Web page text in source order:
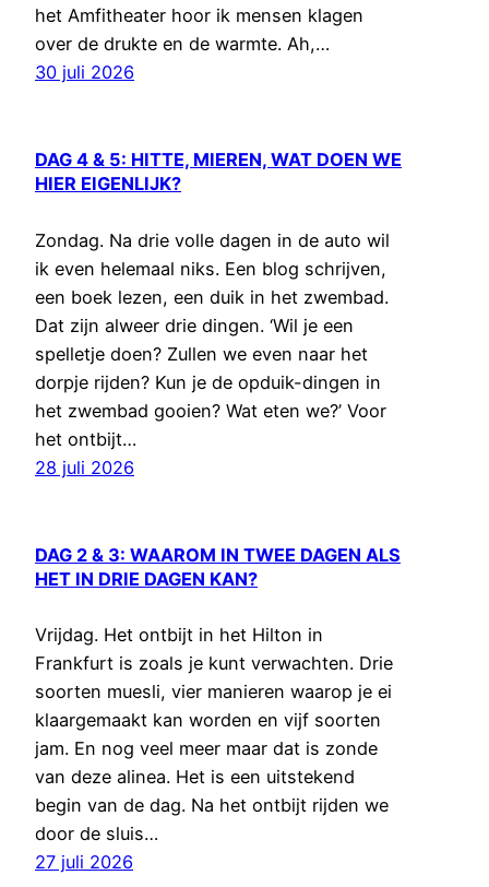
het Amfitheater hoor ik mensen klagen
over de drukte en de warmte. Ah,…
30 juli 2026
DAG 4 & 5: HITTE, MIEREN, WAT DOEN WE
HIER EIGENLIJK?
Zondag. Na drie volle dagen in de auto wil
ik even helemaal niks. Een blog schrijven,
een boek lezen, een duik in het zwembad.
Dat zijn alweer drie dingen. ‘Wil je een
spelletje doen? Zullen we even naar het
dorpje rijden? Kun je de opduik-dingen in
het zwembad gooien? Wat eten we?’ Voor
het ontbijt…
28 juli 2026
DAG 2 & 3: WAAROM IN TWEE DAGEN ALS
HET IN DRIE DAGEN KAN?
Vrijdag. Het ontbijt in het Hilton in
Frankfurt is zoals je kunt verwachten. Drie
soorten muesli, vier manieren waarop je ei
klaargemaakt kan worden en vijf soorten
jam. En nog veel meer maar dat is zonde
van deze alinea. Het is een uitstekend
begin van de dag. Na het ontbijt rijden we
door de sluis…
27 juli 2026